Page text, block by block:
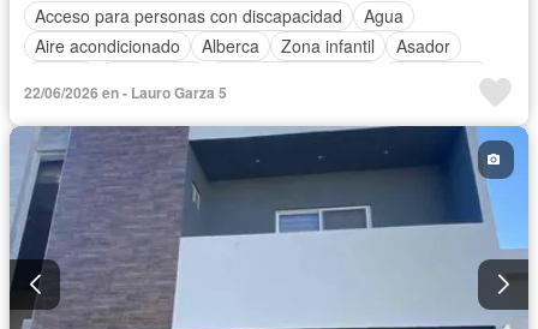
Acceso para personas con discapacidad
Agua
Aire acondicionado
Alberca Zona infantil
Asador
Estacionamiento
Gimnasio
Despacho
Seguridad
Televisión por cable Wifi
Zonas verdes
Sin amueblar
22/06/2026 en - Lauro Garza 5